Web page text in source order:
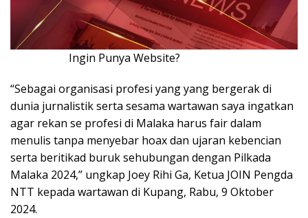
Ingin Punya Website?
“Sebagai organisasi profesi yang yang bergerak di
dunia jurnalistik serta sesama wartawan saya ingatkan
agar rekan se profesi di Malaka harus fair dalam
menulis tanpa menyebar hoax dan ujaran kebencian
serta beritikad buruk sehubungan dengan Pilkada
Malaka 2024,” ungkap Joey Rihi Ga, Ketua JOIN Pengda
NTT kepada wartawan di Kupang, Rabu, 9 Oktober
2024.